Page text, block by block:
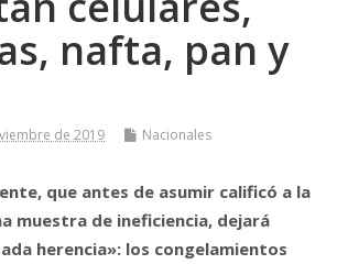
nafta, pan y
de 2019 Nacionales
que antes de asumir calificó a la
muestra de ineficiencia, dejará
herencia»: los congelamientos